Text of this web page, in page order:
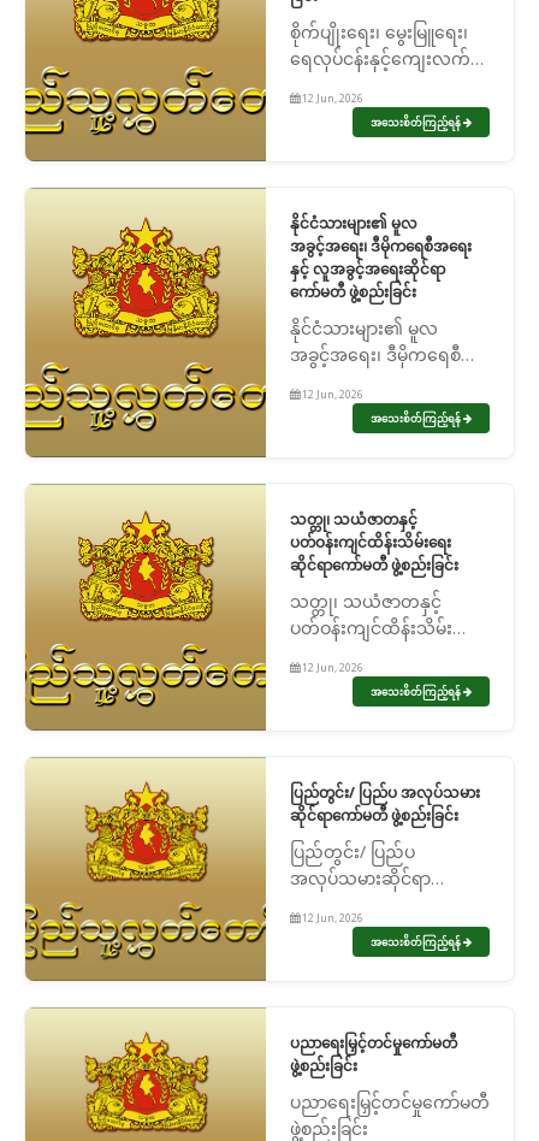
စိုက်ပျိုးရေး၊ မွေးမြူရေး၊
ရေလုပ်ငန်းနှင့်ကျေးလက်
ဖွဲ့စည်းခြင်း
12 Jun, 2026
အသေးစိတ်ကြည့်ရန်
နိုင်ငံသားများ၏ မူလ
အခွင့်အရေး၊ ဒီမိုကရေစီအရေး
နှင့် လူအခွင့်အရေးဆိုင်ရာ
ကော်မတီ ဖွဲ့စည်းခြင်း
နိုင်ငံသားများ၏ မူလ
အခွင့်အရေး၊ ဒီမိုကရေစီ
ဆိုင်ရာကော်မတီ ဖွဲ့စည်းခြင်း
12 Jun, 2026
အသေးစိတ်ကြည့်ရန်
သတ္တု၊ သယံဇာတနှင့်
ပတ်ဝန်းကျင်ထိန်းသိမ်းရေး
ဆိုင်ရာကော်မတီ ဖွဲ့စည်းခြင်း
သတ္တု၊ သယံဇာတနှင့်
ပတ်ဝန်းကျင်ထိန်းသိမ်းရေး
12 Jun, 2026
အသေးစိတ်ကြည့်ရန်
ပြည်တွင်း/ ပြည်ပ အလုပ်သမား
ဆိုင်ရာကော်မတီ ဖွဲ့စည်းခြင်း
ပြည်တွင်း/ ပြည်ပ
အလုပ်သမားဆိုင်ရာ
12 Jun, 2026
အသေးစိတ်ကြည့်ရန်
ပညာရေးမြှင့်တင်မှုကော်မတီ
ဖွဲ့စည်းခြင်း
ပညာရေးမြှင့်တင်မှုကော်မတီ
ဖွဲ့စည်းခြင်း